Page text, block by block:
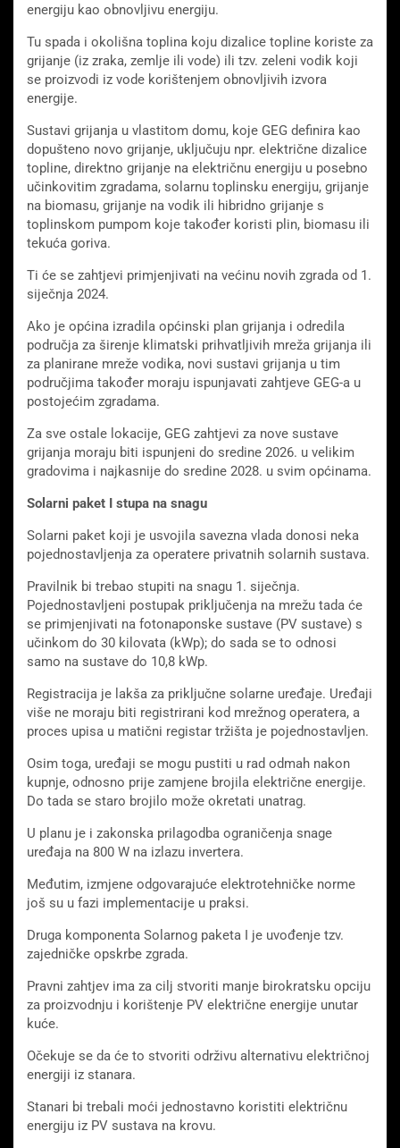
energiju kao obnovljivu energiju.
Tu spada i okolišna toplina koju dizalice topline koriste za
grijanje (iz zraka, zemlje ili vode) ili tzv. zeleni vodik koji
se proizvodi iz vode korištenjem obnovljivih izvora
energije.
Sustavi grijanja u vlastitom domu, koje GEG definira kao
dopušteno novo grijanje, uključuju npr. električne dizalice
topline, direktno grijanje na električnu energiju u posebno
učinkovitim zgradama, solarnu toplinsku energiju, grijanje
na biomasu, grijanje na vodik ili hibridno grijanje s
toplinskom pumpom koje također koristi plin, biomasu ili
tekuća goriva.
Ti će se zahtjevi primjenjivati ​​na većinu novih zgrada od 1.
siječnja 2024.
Ako je općina izradila općinski plan grijanja i odredila
područja za širenje klimatski prihvatljivih mreža grijanja ili
za planirane mreže vodika, novi sustavi grijanja u tim
područjima također moraju ispunjavati zahtjeve GEG-a u
postojećim zgradama.
Za sve ostale lokacije, GEG zahtjevi za nove sustave
grijanja moraju biti ispunjeni do sredine 2026. u velikim
gradovima i najkasnije do sredine 2028. u svim općinama.
Solarni paket I stupa na snagu
Solarni paket koji je usvojila savezna vlada donosi neka
pojednostavljenja za operatere privatnih solarnih sustava.
Pravilnik bi trebao stupiti na snagu 1. siječnja.
Pojednostavljeni postupak priključenja na mrežu tada će
se primjenjivati ​​na fotonaponske sustave (PV sustave) s
učinkom do 30 kilovata (kWp); do sada se to odnosi
samo na sustave do 10,8 kWp.
Registracija je lakša za priključne solarne uređaje. Uređaji
više ne moraju biti registrirani kod mrežnog operatera, a
proces upisa u matični registar tržišta je pojednostavljen.
Osim toga, uređaji se mogu pustiti u rad odmah nakon
kupnje, odnosno prije zamjene brojila električne energije.
Do tada se staro brojilo može okretati unatrag.
U planu je i zakonska prilagodba ograničenja snage
uređaja na 800 W na izlazu invertera.
Međutim, izmjene odgovarajuće elektrotehničke norme
još su u fazi implementacije u praksi.
Druga komponenta Solarnog paketa I je uvođenje tzv.
zajedničke opskrbe zgrada.
Pravni zahtjev ima za cilj stvoriti manje birokratsku opciju
za proizvodnju i korištenje PV električne energije unutar
kuće.
Očekuje se da će to stvoriti održivu alternativu električnoj
energiji iz stanara.
Stanari bi trebali moći jednostavno koristiti električnu
energiju iz PV sustava na krovu.